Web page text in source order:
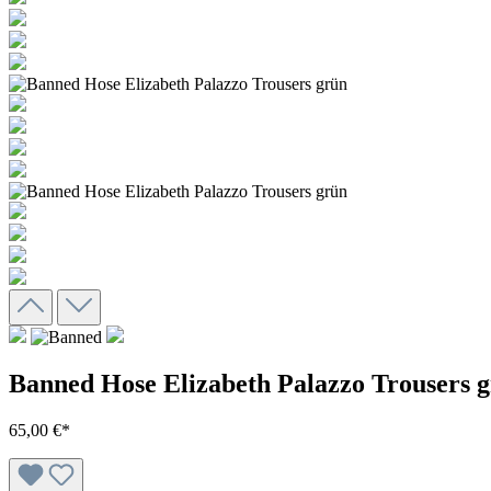
Banned Hose Elizabeth Palazzo Trousers
65,00 €*